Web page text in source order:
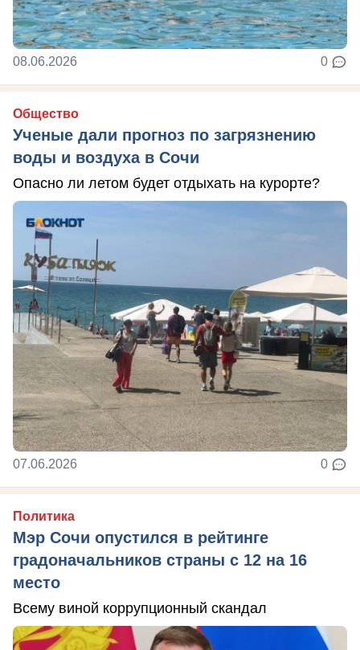
08.06.2026 0
Общество
Ученые дали прогноз по загрязнению
воды и воздуха в Сочи
Опасно ли летом будет отдыхать на курорте?
07.06.2026 0
Политика
Мэр Сочи опустился в рейтинге
градоначальников страны с 12 на 16
место
Всему виной коррупционный скандал